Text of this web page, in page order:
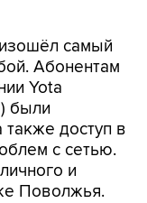
самый
Абонентам
Yota
были
также доступ в
с сетью.
и
Поволжья.